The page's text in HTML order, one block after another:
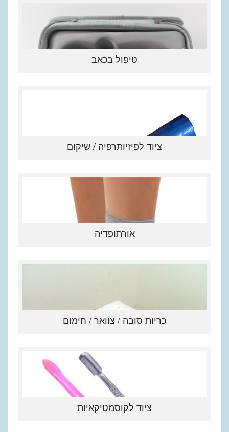
טיפול בכאב
ציוד לפיזיותרפיה / שיקום
אורתופדיה
כריות סובה / צוואר / חימום
ציוד לקוסמטיקאיות